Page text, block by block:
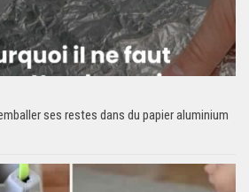
ses restes dans du papier aluminium